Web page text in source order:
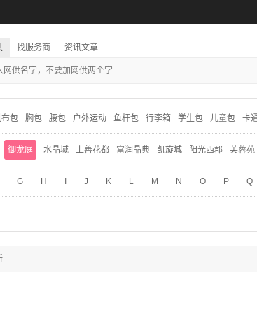
找服务商 资讯文章
包 胸包 腰包 户外运动 鱼杆包 行李箱 学生包 儿童包 卡
御龙庭 水晶域 上善花都 富润晶典 凯旋城 阳光西郡 芙蓉苑
G H J K L M N O P Q